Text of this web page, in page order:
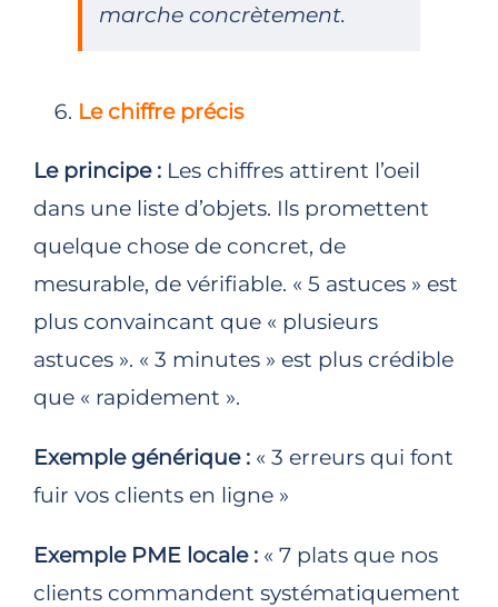
marche concrètement.
Le chiffre précis
Le principe :Les chiffres attirent l’oeil
dans une liste d’objets. Ils promettent
quelque chose de concret, de
mesurable, de vérifiable. « 5 astuces » est
plus convaincant que « plusieurs
astuces ». « 3 minutes » est plus crédible
que « rapidement ».
Exemple générique :« 3 erreurs qui font
fuir vos clients en ligne »
Exemple PME locale :« 7 plats que nos
clients commandent systématiquement